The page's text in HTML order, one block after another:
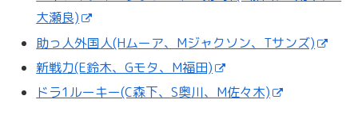
大瀬良)
助っ人外国人(Hムーア、Mジャクソン、Tサンズ)
新戦力(E鈴木、Gモタ、M福田)
ドラ1ルーキー(C森下、S奥川、M佐々木)